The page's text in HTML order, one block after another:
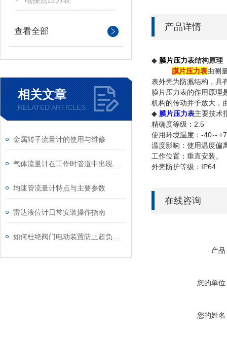
查看全部
相关文章
RELATED ARTICLES
金属转子流量计的使用与维修
均速管流量计特点与主要参数
雷达液位计日常安装操作指南
产品详情
◆ 膜片压力表结构原理
膜片压力表由测
表外壳为防溅结构，具
膜片压力表的作用原理
机构的传动并予放大，
◆ 膜片压力表主要技术
精确度等级：2.5
使用环境温度：-40～
温度影响：使用温度
工作位置：垂直安装。
外壳防护等级：IP64
在线咨询
产品
您的单位
您的姓名